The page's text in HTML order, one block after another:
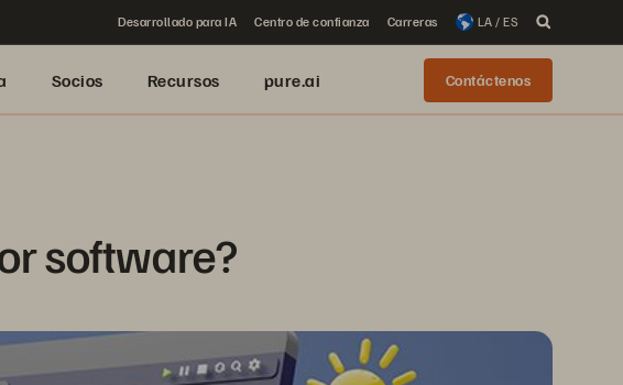
Desarrollado para IA Centro de confianza Carreras LA / ES
Socios Recursos pure.ai Contáctenos
software?